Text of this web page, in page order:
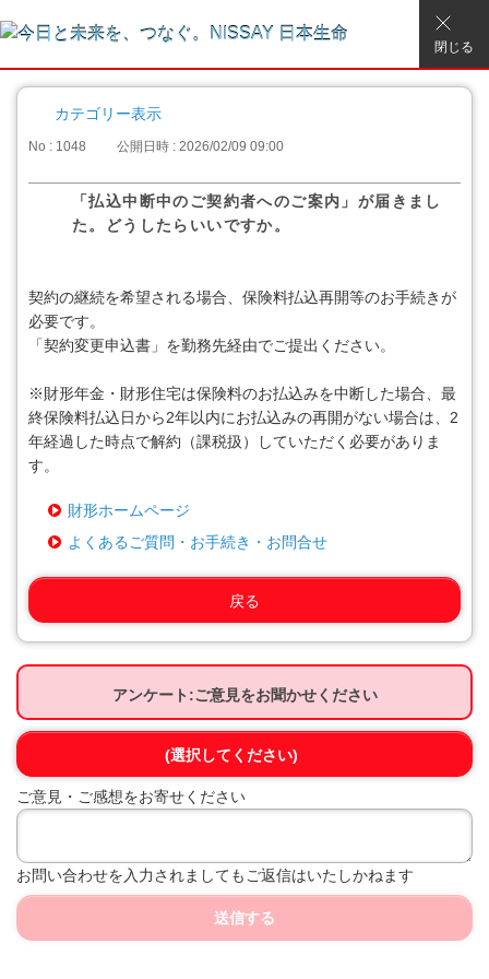
閉じる
カテゴリー表示
No : 1048 公開日時 : 2026/02/09 09:00
「払込中断中のご契約者へのご案内」が届きまし
た。どうしたらいいですか。
契約の継続を希望される場合、保険料払込再開等のお手続きが
必要です。
「契約変更申込書」を勤務先経由でご提出ください。
※財形年金・財形住宅は保険料のお払込みを中断した場合、最
終保険料払込日から2年以内にお払込みの再開がない場合は、2
年経過した時点で解約（課税扱）していただく必要がありま
す。
財形ホームページ
よくあるご質問・お手続き・お問合せ
戻る
アンケート:ご意見をお聞かせください
(選択してください)
ご意見・ご感想をお寄せください
お問い合わせを入力されましてもご返信はいたしかねます
送信する